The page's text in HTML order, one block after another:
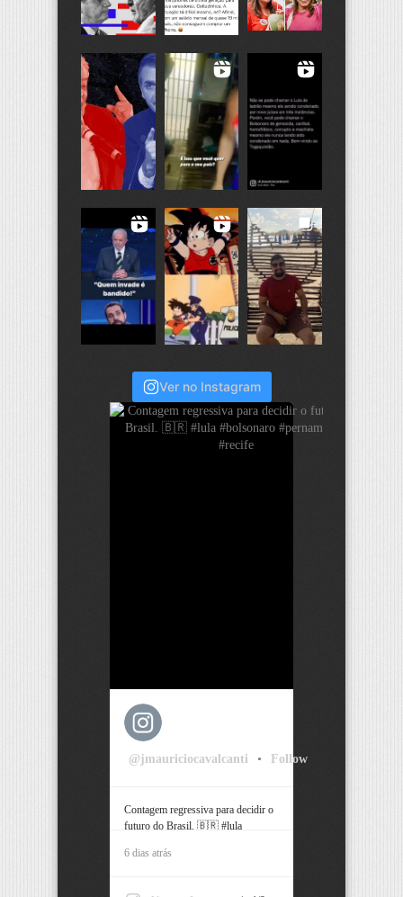
Ver no Instagram
@jmauriciocavalcanti • Follow
Contagem regressiva para decidir o
futuro do Brasil. 🇧🇷 #lula
6 dias atrás